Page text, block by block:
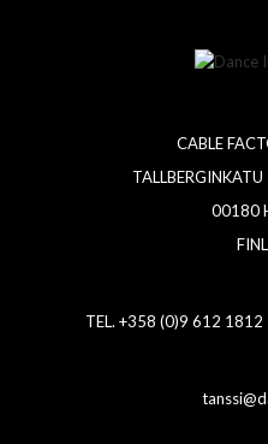
CABLE
00180
TEL. +358 (0)9 612